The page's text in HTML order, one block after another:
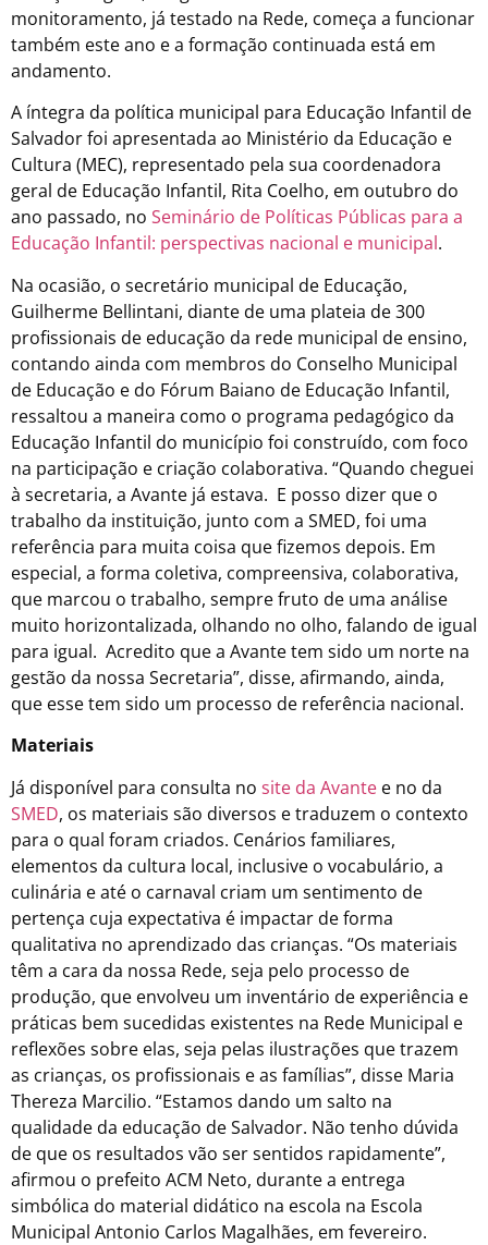
monitoramento, já testado na Rede, começa a funcionar
também este ano e a formação continuada está em
andamento.
A íntegra da política municipal para Educação Infantil de
Salvador foi apresentada ao Ministério da Educação e
Cultura (MEC), representado pela sua coordenadora
geral de Educação Infantil, Rita Coelho, em outubro do
ano passado, no Seminário de Políticas Públicas para a
Educação Infantil: perspectivas nacional e municipal.
Na ocasião, o secretário municipal de Educação,
Guilherme Bellintani, diante de uma plateia de 300
profissionais de educação da rede municipal de ensino,
contando ainda com membros do Conselho Municipal
de Educação e do Fórum Baiano de Educação Infantil,
ressaltou a maneira como o programa pedagógico da
Educação Infantil do município foi construído, com foco
na participação e criação colaborativa. “Quando cheguei
à secretaria, a Avante já estava. E posso dizer que o
trabalho da instituição, junto com a SMED, foi uma
referência para muita coisa que fizemos depois. Em
especial, a forma coletiva, compreensiva, colaborativa,
que marcou o trabalho, sempre fruto de uma análise
muito horizontalizada, olhando no olho, falando de igual
para igual. Acredito que a Avante tem sido um norte na
gestão da nossa Secretaria”, disse, afirmando, ainda,
que esse tem sido um processo de referência nacional.
Materiais
Já disponível para consulta no site da Avante e no da
SMED, os materiais são diversos e traduzem o contexto
para o qual foram criados. Cenários familiares,
elementos da cultura local, inclusive o vocabulário, a
culinária e até o carnaval criam um sentimento de
pertença cuja expectativa é impactar de forma
qualitativa no aprendizado das crianças. “Os materiais
têm a cara da nossa Rede, seja pelo processo de
produção, que envolveu um inventário de experiência e
práticas bem sucedidas existentes na Rede Municipal e
reflexões sobre elas, seja pelas ilustrações que trazem
as crianças, os profissionais e as famílias”, disse Maria
Thereza Marcilio. “Estamos dando um salto na
qualidade da educação de Salvador. Não tenho dúvida
de que os resultados vão ser sentidos rapidamente”,
afirmou o prefeito ACM Neto, durante a entrega
simbólica do material didático na escola na Escola
Municipal Antonio Carlos Magalhães, em fevereiro.